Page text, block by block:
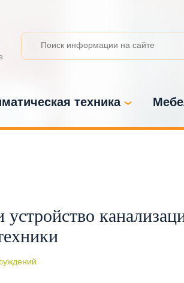
техника
устройство